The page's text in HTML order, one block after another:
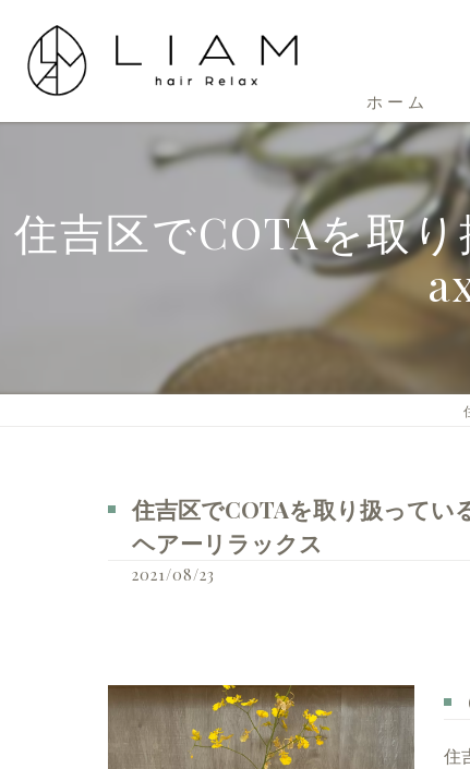
ホーム
住吉区でCOTAを取
住吉区でCOTAを取り扱って
ヘアーリラックス
2021/08/23
住